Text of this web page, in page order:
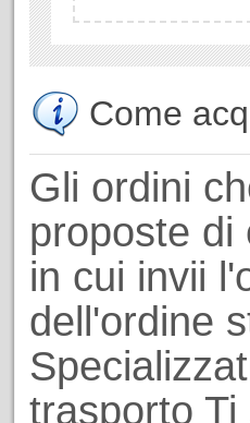
Come
Gli ordini
proposte di
in cui invii
dell'ordine
trasporto